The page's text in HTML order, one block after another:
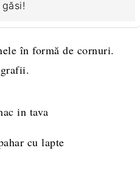
în formă de cornuri.